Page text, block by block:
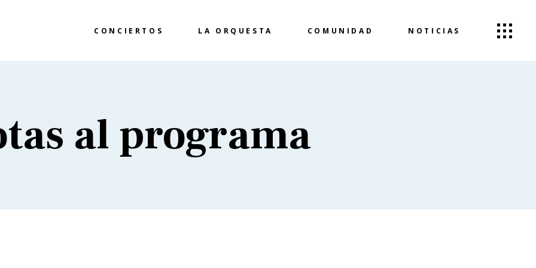
CONCIERTOS LA ORQUESTA COMUNIDAD NOTICIAS
al programa